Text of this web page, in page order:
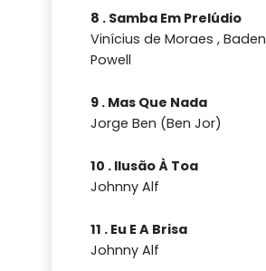
8 . Samba Em Prelúdio
Vinícius de Moraes , Baden
Powell
9 . Mas Que Nada
Jorge Ben (Ben Jor)
10 . Ilusão À Toa
Johnny Alf
11 . Eu E A Brisa
Johnny Alf